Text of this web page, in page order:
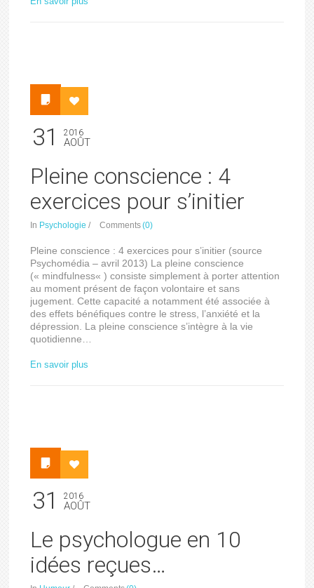
31 2016
AOÛT
Pleine conscience : 4
exercices pour s’initier
In Psychologie / Comments(0)
Pleine conscience : 4 exercices pour s’initier (source
Psychomédia – avril 2013) La pleine conscience
(« mindfulness« ) consiste simplement à porter attention
au moment présent de façon volontaire et sans
jugement. Cette capacité a notamment été associée à
des effets bénéfiques contre le stress, l’anxiété et la
dépression. La pleine conscience s’intègre à la vie
quotidienne…
En savoir plus
31 2016
AOÛT
Le psychologue en 10
idées reçues…